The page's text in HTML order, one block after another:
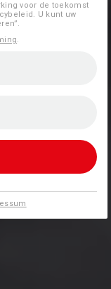
voor de toekomst
U kunt uw